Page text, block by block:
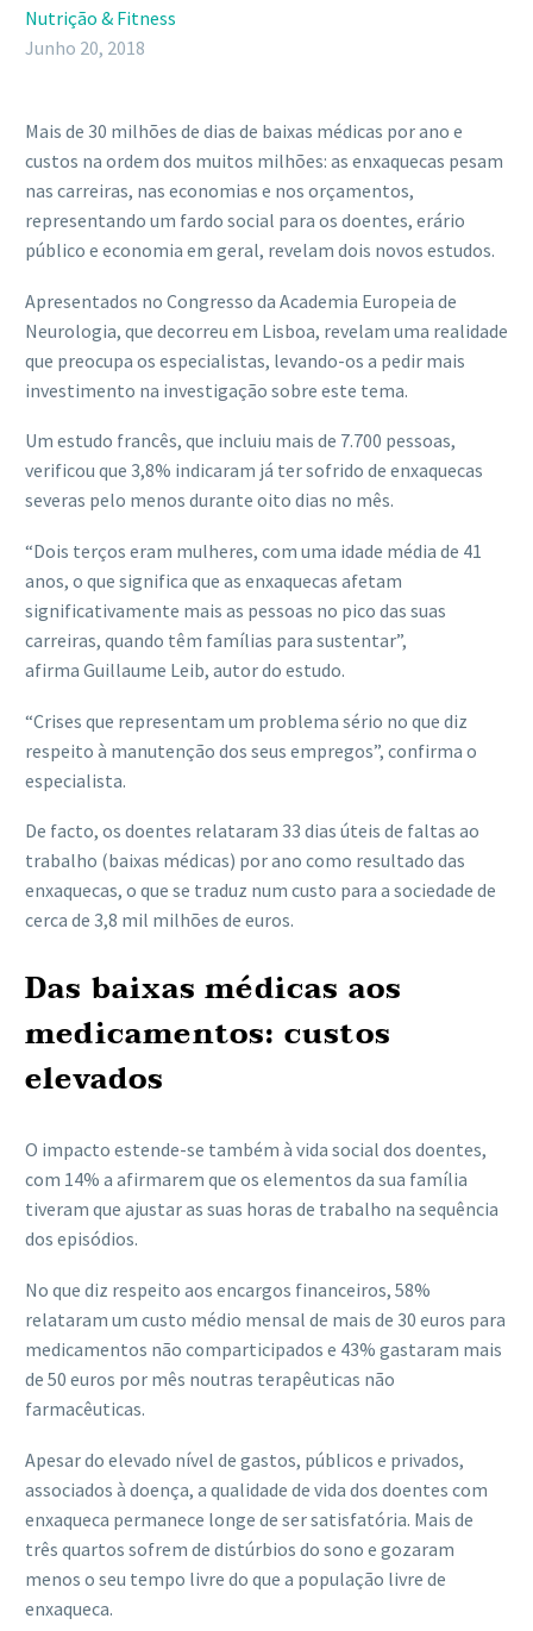
Nutrição & Fitness
Junho 20, 2018
Mais de 30 milhões de dias de baixas médicas por ano e
custos na ordem dos muitos milhões: as enxaquecas pesam
nas carreiras, nas economias e nos orçamentos,
representando um fardo social para os doentes, erário
público e economia em geral, revelam dois novos estudos.
Apresentados no Congresso da Academia Europeia de
Neurologia, que decorreu em Lisboa, revelam uma realidade
que preocupa os especialistas, levando-os a pedir mais
investimento na investigação sobre este tema.
Um estudo francês, que incluiu mais de 7.700 pessoas,
verificou que 3,8% indicaram já ter sofrido de enxaquecas
severas pelo menos durante oito dias no mês.
“Dois terços eram mulheres, com uma idade média de 41
anos, o que significa que as enxaquecas afetam
significativamente mais as pessoas no pico das suas
carreiras, quando têm famílias para sustentar”,
afirma Guillaume Leib, autor do estudo.
“Crises que representam um problema sério no que diz
respeito à manutenção dos seus empregos”, confirma o
especialista.
De facto, os doentes relataram 33 dias úteis de faltas ao
trabalho (baixas médicas) por ano como resultado das
enxaquecas, o que se traduz num custo para a sociedade de
cerca de 3,8 mil milhões de euros.
Das baixas médicas aos
medicamentos: custos
elevados
O impacto estende-se também à vida social dos doentes,
com 14% a afirmarem que os elementos da sua família
tiveram que ajustar as suas horas de trabalho na sequência
dos episódios.
No que diz respeito aos encargos financeiros, 58%
relataram um custo médio mensal de mais de 30 euros para
medicamentos não comparticipados e 43% gastaram mais
de 50 euros por mês noutras terapêuticas não
farmacêuticas.
Apesar do elevado nível de gastos, públicos e privados,
associados à doença, a qualidade de vida dos doentes com
enxaqueca permanece longe de ser satisfatória. Mais de
três quartos sofrem de distúrbios do sono e gozaram
menos o seu tempo livre do que a população livre de
enxaqueca.